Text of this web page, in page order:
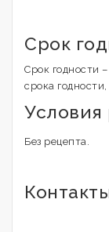
Срок
Срок годности
срока
Условия
Без рецепта.